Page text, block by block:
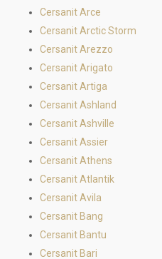
Cersanit Arce
Cersanit Arctic Storm
Cersanit Arezzo
Cersanit Arigato
Cersanit Artiga
Cersanit Ashland
Cersanit Ashville
Cersanit Assier
Cersanit Athens
Cersanit Atlantik
Cersanit Avila
Cersanit Bang
Cersanit Bantu
Cersanit Bari